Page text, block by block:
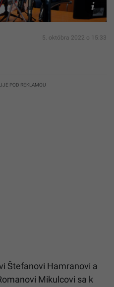
Bizík
5. októbra 2022 o 15:33
POD REKLAMOU
Štefanovi Hamranovi a
Mikulcovi sa k